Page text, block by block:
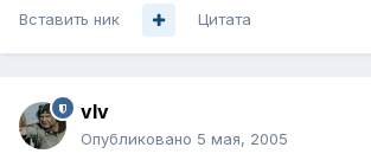
Вставить ник Цитата
vIv
Опубликовано 5 мая, 2005